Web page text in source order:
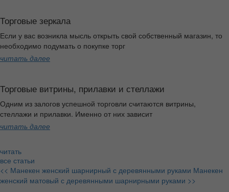
Торговые зеркала
Если у вас возникла мысль открыть свой собственный магазин, то
необходимо подумать о покупке торг
читать далее
Торговые витрины, прилавки и стеллажи
Одним из залогов успешной торговли считаются витрины,
стеллажи и прилавки. Именно от них зависит
читать далее
читать
все статьи
<< Манекен женский шарнирный с деревянными руками Манекен
женский матовый с деревянными шарнирными руками >>